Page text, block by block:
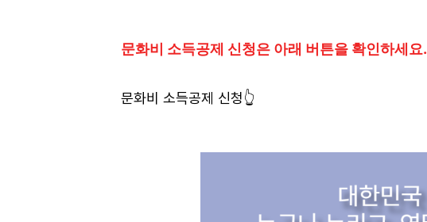
문화비 소득공제 신청은 아래 버튼을 확인하세요.
문화비 소득공제 신청👆